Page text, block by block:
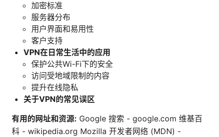
加密标准
服务器分布
用户界面和易用性
客户支持
VPN在日常生活中的应用
保护公共Wi-Fi下的安全
访问受地域限制的内容
提升在线隐私
关于VPN的常见误区
有用的网址和资源: Google 搜索 - google.com 维基百
科 - wikipedia.org Mozilla 开发者网络 (MDN) -